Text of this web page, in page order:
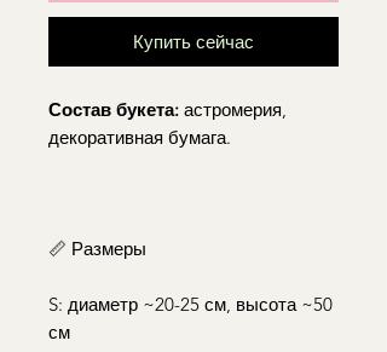
Купить сейчас
Состав букета: астромерия,
декоративная бумага.
📏 Размеры
S: диаметр ~20-25 см, высота ~50
см